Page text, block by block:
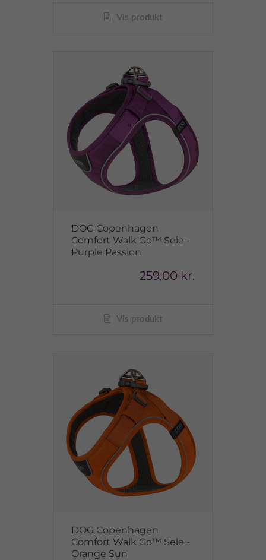
Vis produkt
DOG Copenhagen
Comfort Walk Go™ Sele -
Purple Passion
259,00 kr.
Vis produkt
DOG Copenhagen
Comfort Walk Go™ Sele -
Orange Sun